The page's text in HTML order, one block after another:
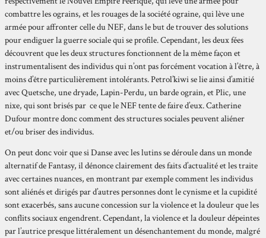
combattre les ograins, et les rouages de la société ograine, qui lève une
armée pour affronter celle du NEF, dans le but de trouver des solutions
pour endiguer la guerre sociale qui se profile. Cependant, les deux fées
découvrent que les deux structures fonctionnent de la même façon et
instrumentalisent des individus qui n’ont pas forcément vocation à l’être, à
moins d’être particulièrement intolérants. Petrol’kiwi se lie ainsi d’amitié
avec Quetsche, une dryade, Lapin-Perdu, un barde ograin, et Plic, une
nixe, qui sont brisés par ce que le NEF tente de faire d’eux. Catherine
Dufour montre donc comment des structures sociales peuvent aliéner
et/ou briser des individus.
On peut donc voir que si Danse avec les lutins se déroule dans un monde
alternatif de Fantasy, il dénonce clairement des faits d’actualité et les traite
avec certaines nuances, en montrant par exemple comment les individus
sont aliénés et dirigés par d’autres personnes dont le cynisme et la cupidité
sont exacerbés, sans aucune concession sur la violence et la douleur que les
conflits sociaux engendrent. Cependant, la violence et la douleur dépeintes
par l’autrice presque littéralement un désenchantement du monde, malgré